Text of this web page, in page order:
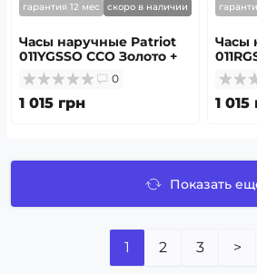
гарантия 12 мес скоро в наличии
Часы наручные Patriot
011YGSSO ССО Золото +
Коробка
0
1 015 грн
Часы
1 015
Показать
1 2 3 >